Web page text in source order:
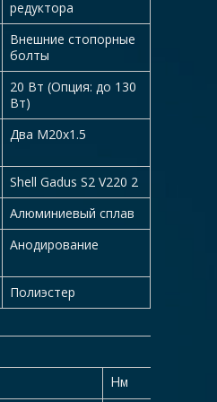
редуктора
Внешние стопорные
болты
20 Вт (Опция: до 130
Вт)
Два M20x1.5
Shell Gadus S2 V220 2
Алюминиевый сплав
Анодирование
Полиэстер
Нм